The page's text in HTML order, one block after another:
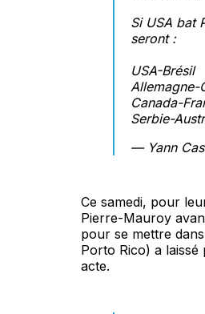
Si USA bat
seront :
USA-Brésil
Allemagne-
Canada-
Serbie-
— Yann
Ce samedi, pour
Pierre-Mauroy
pour se mettre
Porto Rico) a laissé
acte.